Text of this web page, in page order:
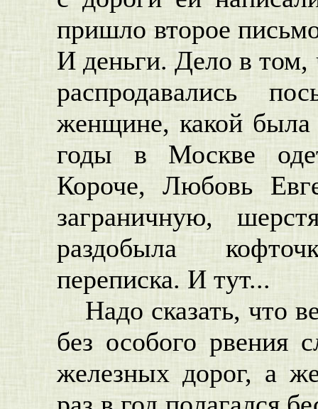
пришло второе
И деньги. Дело в том,
распродавались
женщине, какой
годы в Москве
Короче, Любовь
заграничную,
раздобыла
переписка. И тут...
Надо сказать, что
без особого рвения
железных дорог, а